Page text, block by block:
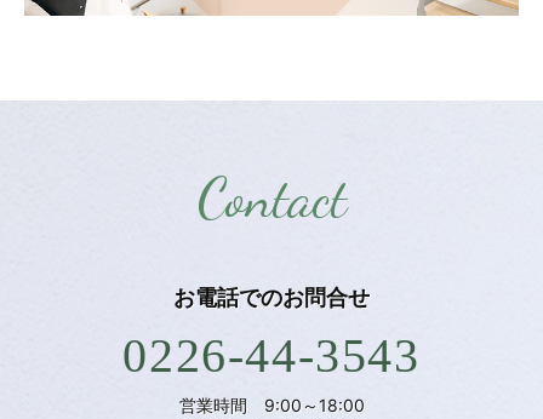
Contact
お電話でのお問合せ
0226-44-3543
営業時間 9:00～18:00